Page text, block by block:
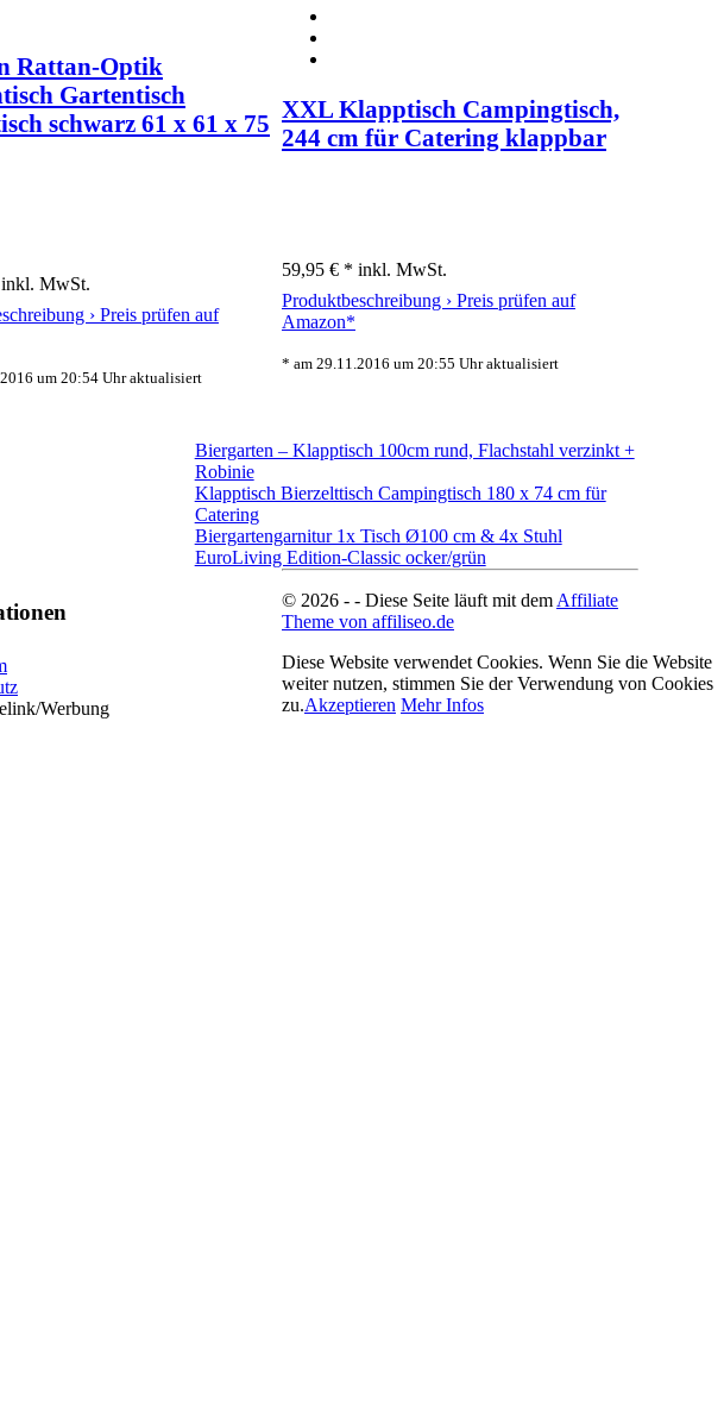
Rattan-Optik
Gartentisch
schwarz 61 x 61 x 75
inkl. MwSt.
› Preis prüfen auf
um 20:54 Uhr aktualisiert
XXL Klapptisch Campingtisch,
244 cm für Catering klappbar
59,95 € * inkl. MwSt.
Produktbeschreibung › Preis prüfen auf
Amazon*
* am 29.11.2016 um 20:55 Uhr aktualisiert
Biergarten – Klapptisch 100cm rund, Flachstahl verzinkt +
Robinie
Klapptisch Bierzelttisch Campingtisch 180 x 74 cm für
Catering
Biergartengarnitur 1x Tisch Ø100 cm & 4x Stuhl
EuroLiving Edition-Classic ocker/grün
Werbung
© 2026 - - Diese Seite läuft mit dem Affiliate
Theme von affiliseo.de
Diese Website verwendet Cookies. Wenn Sie die Website
weiter nutzen, stimmen Sie der Verwendung von Cookies
zu.Akzeptieren Mehr Infos